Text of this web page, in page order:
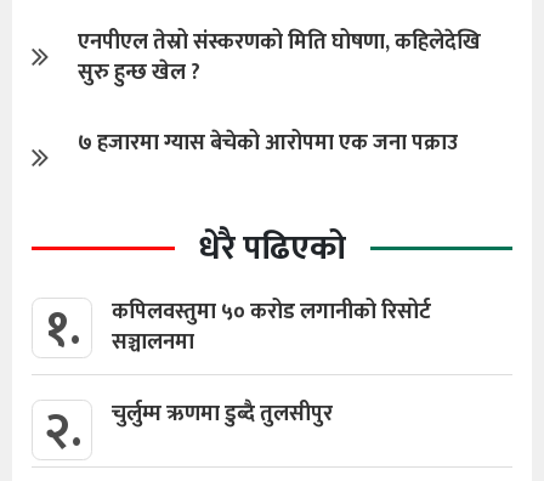
एनपीएल तेस्रो संस्करणको मिति घोषणा, कहिलेदेखि
सुरु हुन्छ खेल ?
७ हजारमा ग्यास बेचेको आरोपमा एक जना पक्राउ
धेरै पढिएको
१.
कपिलवस्तुमा ५० करोड लगानीको रिसोर्ट
सञ्चालनमा
२. चुर्लुम्म ऋणमा डुब्दै तुलसीपुर